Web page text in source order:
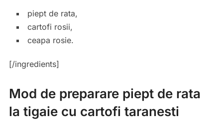
piept de rata,
cartofi rosii,
ceapa rosie.
[/ingredients]
Mod de preparare piept de rata
la tigaie cu cartofi taranesti